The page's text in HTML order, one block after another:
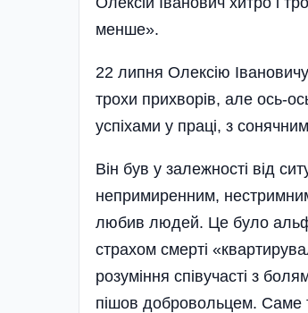
менше».
22 липня Олексію
трохи прихворів, але ось-
успіхами у праці, з
Він був у залежності від
непримиренним,
любив людей. Це було
страхом смерті
розуміння співучасті з
пішов добровольцем. Саме